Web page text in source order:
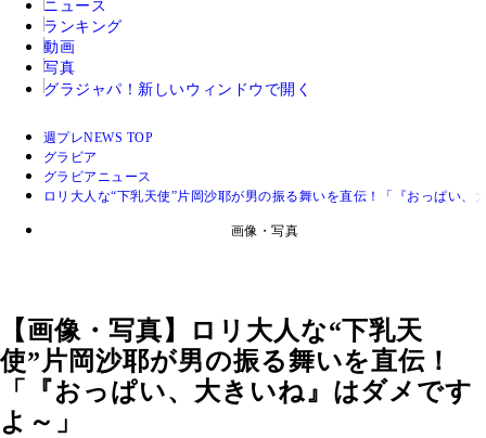
ニュース
ランキング
動画
写真
グラジャパ！ 新しいウィンドウで開く
週プレNEWS TOP
グラビア
グラビアニュース
ロリ大人な“下乳天使”片岡沙耶が男の振る舞いを直伝！「『おっぱい、
画像・写真
【画像・写真】ロリ大人な“下乳天
使”片岡沙耶が男の振る舞いを直伝！
「『おっぱい、大きいね』はダメです
よ～」